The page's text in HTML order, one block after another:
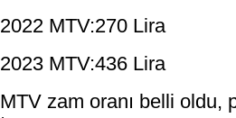
2022 MTV:270 Lira
2023 MTV:436 Lira
MTV zam oranı belli oldu,